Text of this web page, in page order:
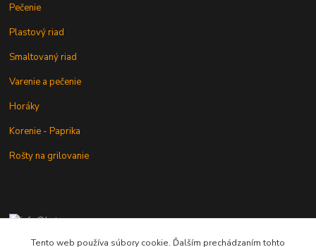
Pečenie
Plastový riad
Smaltovaný riad
Varenie a pečenie
Horáky
Korenie - Paprika
Rošty na grilovanie
+421 902 212 007
od 8:00 - do 16:00 hod
Tento web používa súbory cookie. Ďalším prechádzaním tohto